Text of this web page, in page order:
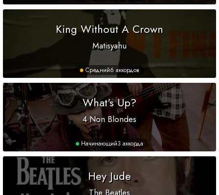
King Without A Crown
Matisyahu
Средний6 аккордов
What's Up?
4 Non Blondes
Начинающий3 аккорда
Hey Jude